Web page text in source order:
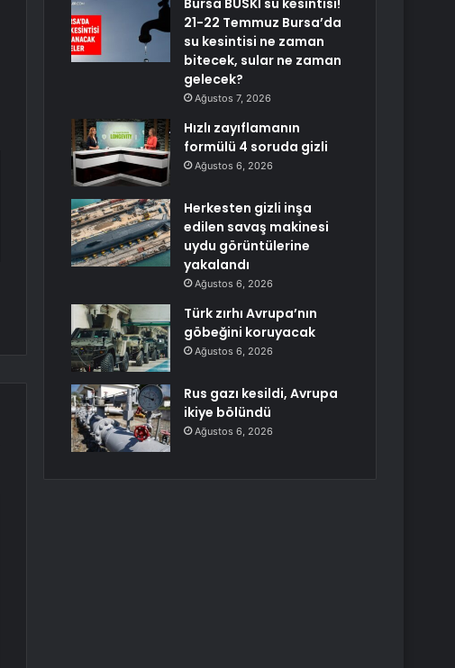
Bursa BUSKİ su kesintisi!
21-22 Temmuz Bursa’da
su kesintisi ne zaman
bitecek, sular ne zaman
gelecek?
Ağustos 7, 2026
Hızlı zayıflamanın
formülü 4 soruda gizli
Ağustos 6, 2026
Herkesten gizli inşa
edilen savaş makinesi
uydu görüntülerine
yakalandı
Ağustos 6, 2026
Türk zırhı Avrupa’nın
göbeğini koruyacak
Ağustos 6, 2026
Rus gazı kesildi, Avrupa
ikiye bölündü
Ağustos 6, 2026